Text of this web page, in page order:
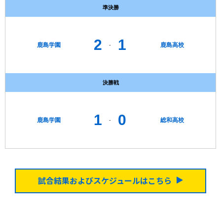
準決勝
鹿島学園 2 - 1 鹿島高校
決勝戦
鹿島学園 1 - 0 総和高校
試合結果およびスケジュールはこちら